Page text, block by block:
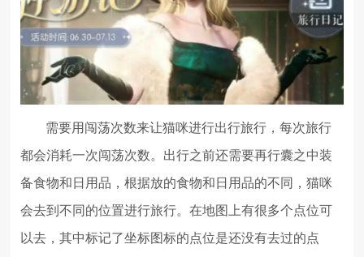
需要用闯荡次数来让猫咪进行出行旅行，每次旅行
都会消耗一次闯荡次数。出行之前还需要再行囊之中装
备食物和日用品，根据放的食物和日用品的不同，猫咪
会去到不同的位置进行旅行。在地图上有很多个点位可
以去，其中标记了坐标图标的点位是还没有去过的点